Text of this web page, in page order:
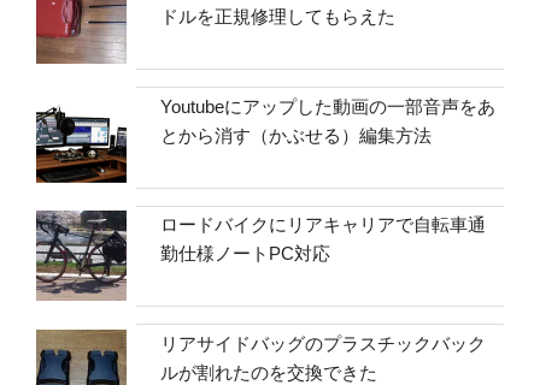
ドルを正規修理してもらえた
Youtubeにアップした動画の一部音声をあ
とから消す（かぶせる）編集方法
ロードバイクにリアキャリアで自転車通
勤仕様ノートPC対応
リアサイドバッグのプラスチックバック
ルが割れたのを交換できた